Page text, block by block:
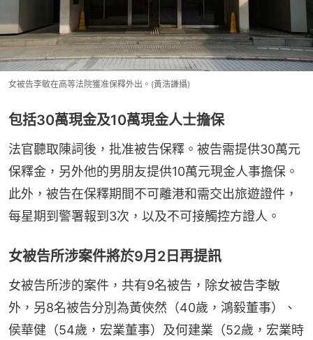
女被告李敏在高等法院獲准保釋外出。(黃浩謙攝)
包括30萬現金及10萬現金人士擔保
法官聽取陳詞後，批准被告保釋。被告需提供30萬元
保釋金，另外他的男朋友提供10萬元現金人事擔保。
此外，被告在保釋期間不可離港和需交出旅遊證件，
每星期到警署報到3次，以及不可接觸控方證人。
女被告所涉案件將於9月2日再提訊
女被告所涉的案件，共有9名被告，除女被告李敏
外，另8名被告分別為黃俠然（40歲，鴻毅董事）、
侯華健（54歲，宏業董事）及何建業（52歲，宏業時